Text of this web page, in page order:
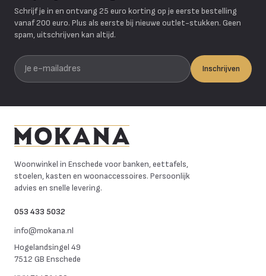
Schrijf je in en ontvang 25 euro korting op je eerste bestelling
vanaf 200 euro. Plus als eerste bij nieuwe outlet-stukken. Geen
spam, uitschrijven kan altijd.
Je e-mailadres
Inschrijven
Woonwinkel in Enschede voor banken, eettafels,
stoelen, kasten en woonaccessoires. Persoonlijk
advies en snelle levering.
053 433 5032
info@mokana.nl
Hogelandsingel 49
7512 GB Enschede